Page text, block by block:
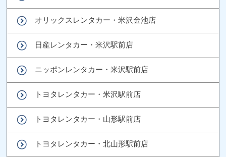
オリックスレンタカー・米沢金池店
日産レンタカー・米沢駅前店
ニッポンレンタカー・米沢駅前店
トヨタレンタカー・米沢駅前店
トヨタレンタカー・山形駅前店
トヨタレンタカー・北山形駅前店